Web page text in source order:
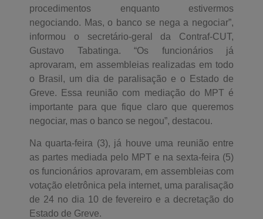
procedimentos enquanto estivermos
negociando. Mas, o banco se nega a negociar”,
informou o secretário-geral da Contraf-CUT,
Gustavo Tabatinga. “Os funcionários já
aprovaram, em assembleias realizadas em todo
o Brasil, um dia de paralisação e o Estado de
Greve. Essa reunião com mediação do MPT é
importante para que fique claro que queremos
negociar, mas o banco se negou”, destacou.
Na quarta-feira (3), já houve uma reunião entre
as partes mediada pelo MPT e na sexta-feira (5)
os funcionários aprovaram, em assembleias com
votação eletrônica pela internet, uma paralisação
de 24 no dia 10 de fevereiro e a decretação do
Estado de Greve.